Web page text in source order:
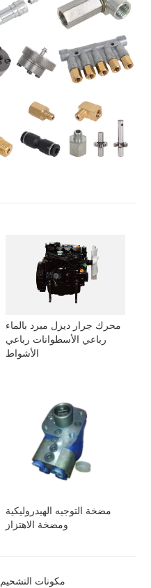
محرك جرار ديزل مبرد بالماء
رباعي الأسطوانات رباعي
الأشواط
مضخة التوجيه الهيدروليكية
ومضخة الاهتزاز
مكونات التشحيم